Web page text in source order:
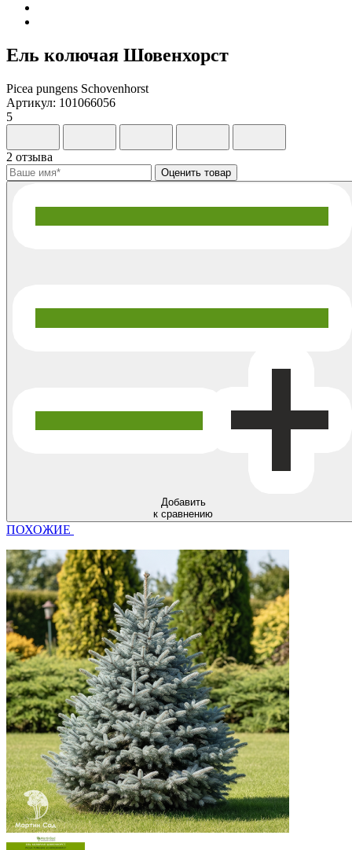
Ель колючая Шовенхорст
Picea pungens Schovenhorst
Артикул: 101066056
5
2 отзыва
Добавить
к сравнению
ПОХОЖИЕ